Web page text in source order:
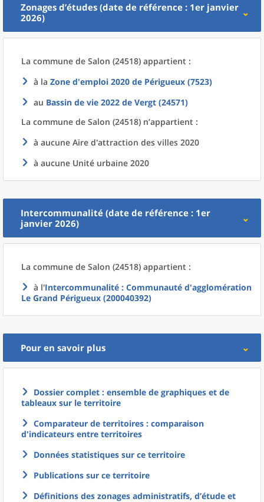
Zonages d’études (date de référence : 1er janvier
2026)
La commune de Salon (24518) appartient :
à la Zone d'emploi 2020 de Périgueux (7523)
au Bassin de vie 2022 de Vergt (24571)
La commune de Salon (24518) n’appartient :
à aucune Aire d'attraction des villes 2020
à aucune Unité urbaine 2020
Intercommunalité (date de référence : 1er
janvier 2026)
La commune de Salon (24518) appartient :
à l'Intercommunalité : Communauté d'agglomération
Le Grand Périgueux (200040392)
Pour en savoir plus
Dossier complet : ensemble de graphiques et de
tableaux sur le territoire
Comparateur de territoires : comparaison
d'indicateurs entre territoires
Données statistiques sur ce territoire
Publications sur ce territoire
Définitions des zonages administratifs, d’étude et